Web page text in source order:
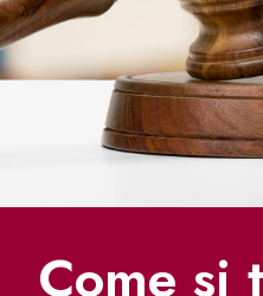
Come si